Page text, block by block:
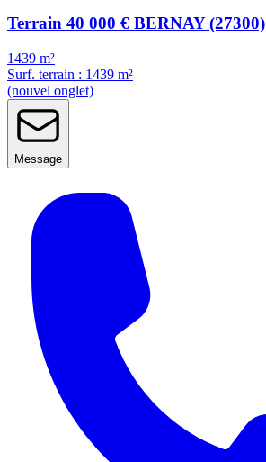
Terrain 40 000 € BERNAY (27300)
1439 m²
Surf. terrain : 1439 m²
(nouvel onglet)
Message